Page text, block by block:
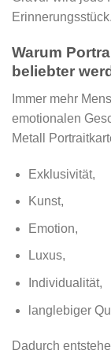
Erinnerungsstück.
Warum
beliebter
Immer mehr
emotionalen
Metall
Exklusivität,
Kunst,
Emotion,
Luxus,
Individualität,
langlebiger
Dadurch